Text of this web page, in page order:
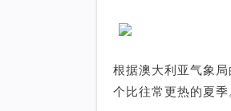
根据澳大利亚气象
个比往常更热的夏季